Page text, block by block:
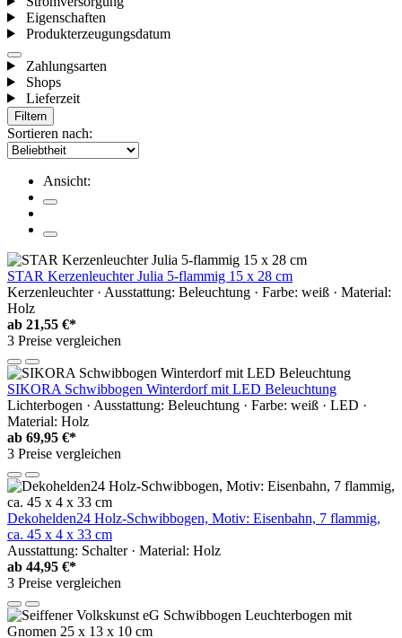
Eigenschaften
Produkterzeugungsdatum
Zahlungsarten
Shops
Lieferzeit
Filtern
Sortieren nach:
Ansicht:
STAR Kerzenleuchter Julia 5-flammig 15 x 28 cm
Kerzenleuchter · Ausstattung: Beleuchtung · Farbe: weiß · Material:
Holz
ab 21,55 €*
3 Preise vergleichen
SIKORA Schwibbogen Winterdorf mit LED Beleuchtung
Lichterbogen · Ausstattung: Beleuchtung · Farbe: weiß · LED ·
Material: Holz
ab 69,95 €*
3 Preise vergleichen
Dekohelden24 Holz-Schwibbogen, Motiv: Eisenbahn, 7 flammig,
ca. 45 x 4 x 33 cm
Ausstattung: Schalter · Material: Holz
ab 44,95 €*
3 Preise vergleichen